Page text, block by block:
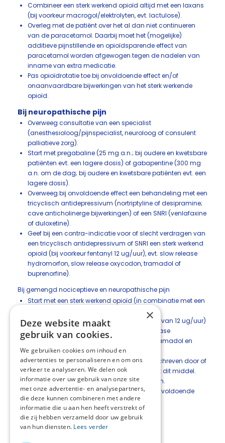
Combineer een sterk werkend opioïd altijd met een laxans
(bij voorkeur macrogol/elektrolyten, evt. lactulose).
Overleg met de patiënt over het al dan niet continueren
van de paracetamol. Daarbij moet het (mogelijke)
additieve pijnstillende en opioïdsparende effect van
paracetamol worden afgewogen tegen de nadelen van
inname van extra medicatie.
Pas opioïdrotatie toe bij onvoldoende effect en/of
onaanvaardbare bijwerkingen van het sterk werkende
opioïd.
Bij neuropathische pijn
Overweeg consultatie van een specialist
(anesthesioloog/pijnspecialist, neuroloog of consulent
palliatieve zorg).
Start met pregabaline (25 mg a.n.; bij oudere en kwetsbare
patiënten evt. een lagere dosis) of gabapentine (300 mg
a.n. om de dag; bij oudere en kwetsbare patiënten evt. een
lagere dosis).
Overweeg bij onvoldoende effect een behandeling met een
tricyclisch antidepressivum (nortriptyline of desipramine;
cave anticholinerge bijwerkingen) of een SNRI (venlafaxine
of duloxetine).
Geef bij een contra-indicatie voor of slecht verdragen van
een tricyclisch antidepressivum of SNRI een sterk werkend
opioïd (bij voorkeur fentanyl 12 ug/uur), evt. slow release
hydromorfon, slow release oxycodon, tramadol of
buprenorfine).
Bij gemengd nociceptieve en neuropathische pijn
Start met een sterk werkend opioïd (in combinatie met een
Fentanyl transdermaal (in een dosering van 12 ug/uur)
is het middel van eerste keuze. Slow release
hydromorfon, slow release oxycodon, tramadol en
buprenorfine zijn alternatieven.
Methadon moet alleen worden voorgeschreven door of
in overleg met iemand met ervaring met dit middel.
Het gebruik van morfine wordt afgeraden.
Voeg pregabaline of gabapentine toe bij onvoldoende
effect van het sterk werkende opioïd.
Deel deze pagina:
×
Deze website maakt
gebruik van cookies.
We gebruiken cookies om inhoud en
advertenties te personaliseren en om ons
verkeer te analyseren. We delen ook
informatie over uw gebruik van onze site
met onze advertentie- en analysepartners,
die deze kunnen combineren met andere
informatie die u aan hen heeft verstrekt of
die zij hebben verzameld door uw gebruik
van hun diensten. Lees verder